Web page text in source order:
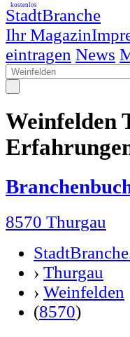
StadtBranche
Ihr Magazin
kostenlos
eintragen News
Weinfelden
8570 Thurgau
› Thurgau
› Weinfelden
(8570)